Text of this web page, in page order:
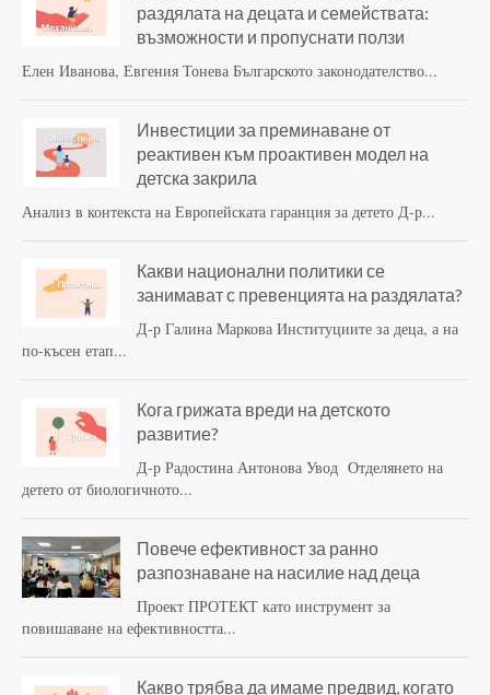
раздялата на децата и семействата:
възможности и пропуснати ползи
Елен Иванова, Евгения Тонева Българското законодателство...
Инвестиции за преминаване от
реактивен към проактивен модел на
детска закрила
Анализ в контекста на Европейската гаранция за детето Д-р...
Какви национални политики се
занимават с превенцията на раздялата?
Д-р Галина Маркова Институциите за деца, а на
по-късен етап...
Кога грижата вреди на детското
развитие?
Д-р Радостина Антонова Увод Отделянето на
детето от биологичното...
Повече ефективност за ранно
разпознаване на насилие над деца
Проект ПРОТЕКТ като инструмент за
повишаване на ефективността...
Какво трябва да имаме предвид, когато